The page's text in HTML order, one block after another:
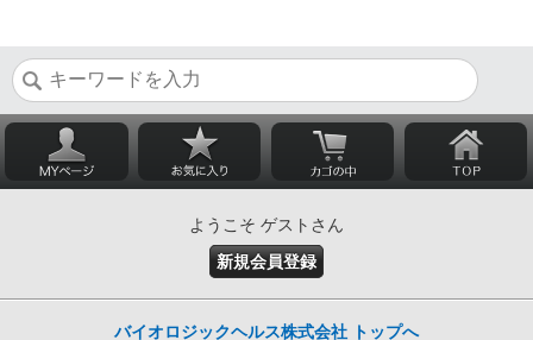
ようこそ ゲストさん
新規会員登録
バイオロジックヘルス株式会社 トップへ